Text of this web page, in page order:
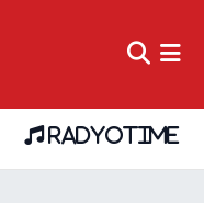
RADYOTIME